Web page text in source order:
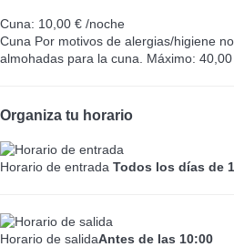
Cuna: 10,00 € /noche
Cuna Por motivos de alergias/higiene
almohadas para la cuna. Máximo:
Organiza tu horario
Horario de entrada Todos los días de
Horario de salidaAntes de las 10:00